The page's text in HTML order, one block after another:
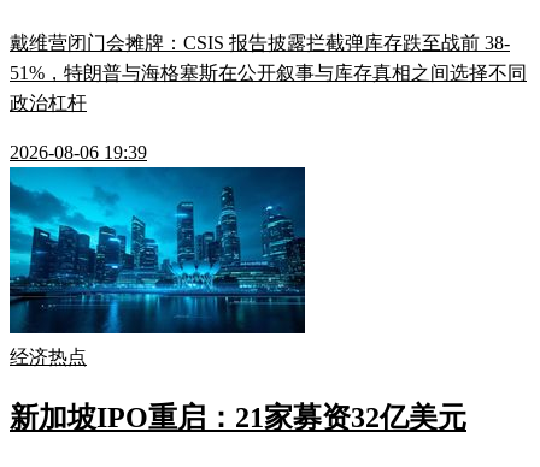
戴维营闭门会摊牌：CSIS 报告披露拦截弹库存跌至战前 38-
51%，特朗普与海格塞斯在公开叙事与库存真相之间选择不同
政治杠杆
2026-08-06 19:39
经济热点
新加坡IPO重启：21家募资32亿美元